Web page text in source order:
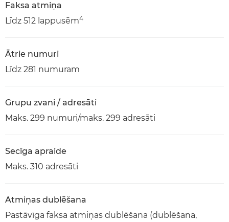
Faksa atmiņa
Līdz 512 lappusēm4
Ātrie numuri
Līdz 281 numuram
Grupu zvani / adresāti
Maks. 299 numuri/maks. 299 adresāti
Secīga apraide
Maks. 310 adresāti
Atmiņas dublēšana
Pastāvīga faksa atmiņas dublēšana (dublēšana,